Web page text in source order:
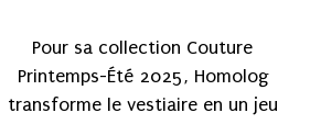
Pour sa collection Couture
Printemps-Été 2025, Homolog
transforme le vestiaire en un jeu